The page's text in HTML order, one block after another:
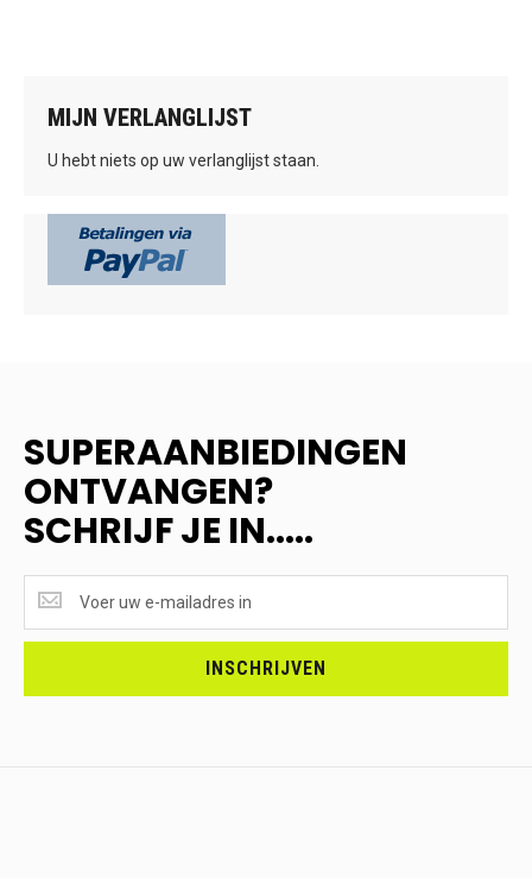
MIJN VERLANGLIJST
U hebt niets op uw verlanglijst staan.
SUPERAANBIEDINGEN
ONTVANGEN?
SCHRIJF JE IN.....
ONTVANGEN?
<br>SCHRIJF
INSCHRIJVEN